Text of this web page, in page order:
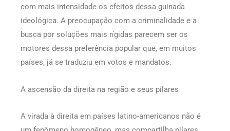
com mais intensidade os efeitos dessa guinada
ideológica. A preocupação com a criminalidade e a
busca por soluções mais rígidas parecem ser os
motores dessa preferência popular que, em muitos
países, já se traduziu em votos e mandatos.
A ascensão da direita na região e seus pilares
A virada à direita em países latino-americanos não é